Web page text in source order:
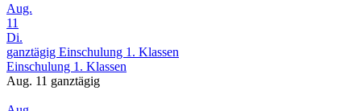
Aug.
11
Di.
ganztägig Einschulung 1. Klassen
Einschulung 1. Klassen
Aug. 11 ganztägig